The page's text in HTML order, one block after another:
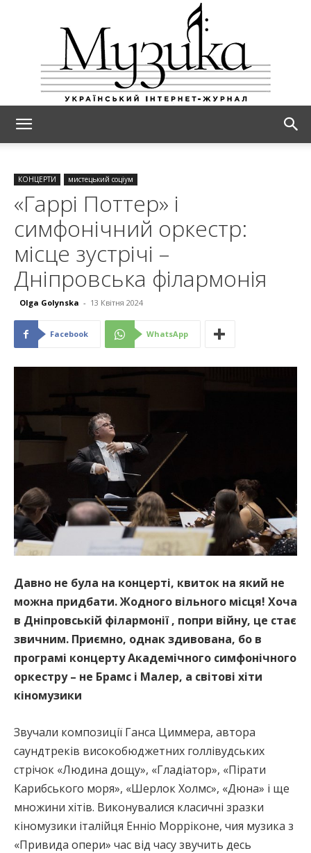
КОНЦЕРТИ мистецький соціум
«Гаррі Поттер» і
симфонічний оркестр:
місце зустрічі –
Дніпровська філармонія
Olga Golynska - 13 Квітня 2024
Facebook WhatsApp
Давно не була на концерті, квиток на який не
можна придбати. Жодного вільного місця! Хоча
в Дніпровській філармонії , попри війну, це стає
звичним. Приємно, однак здивована, бо в
програмі концерту Академічного симфонічного
оркестру – не Брамс і Малер, а світові хіти
кіномузики
Звучали композиції Ганса Циммера, автора
саундтреків високобюджетних голлівудських
стрічок «Людина дощу», «Гладіатор», «Пірати
Карибського моря», «Шерлок Холмс», «Дюна» і ще
множини хітів. Виконувалися класичні зразки
кіномузики італійця Енніо Морріконе, чия музика з
«Привида опери» час від часу звучить десь